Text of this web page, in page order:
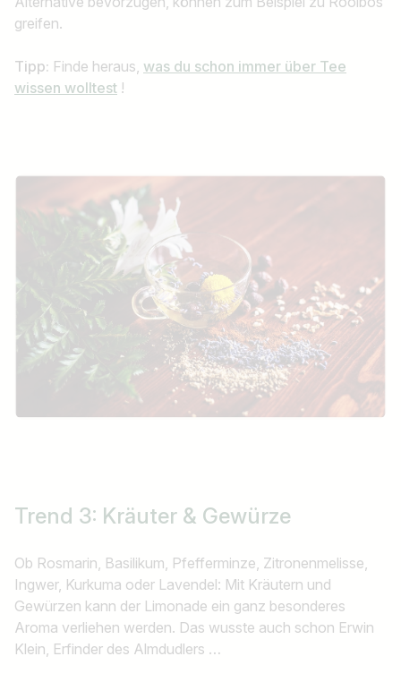
greifen.
Tipp: Finde heraus, was du schon immer über Tee
wissen wolltest !
Trend 3: Kräuter & Gewürze
Ob Rosmarin, Basilikum, Pfefferminze, Zitronenmelisse,
Ingwer, Kurkuma oder Lavendel: Mit Kräutern und
Gewürzen kann der Limonade ein ganz besonderes
Aroma verliehen werden. Das wusste auch schon Erwin
Klein, Erfinder des Almdudlers …
Ich suche nach …
Jobtitel
Land / Bundesland